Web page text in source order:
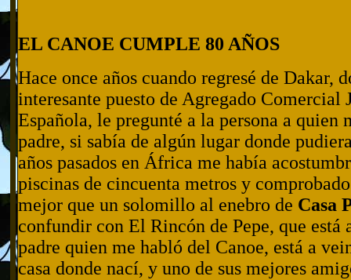
EL CANOE CUMPLE 80 AÑOS
Hace once años cuando regresé de Dakar,
interesante puesto de Agregado Comercial
Española, le pregunté a la persona a quien
padre, si sabía de algún lugar donde
años pasados en África me había
piscinas de cincuenta metros y
mejor que un solomillo al enebro de Casa
confundir con El Rincón de Pepe, que está
padre quien me habló del Canoe, está a
casa donde nací, y uno de sus mejores